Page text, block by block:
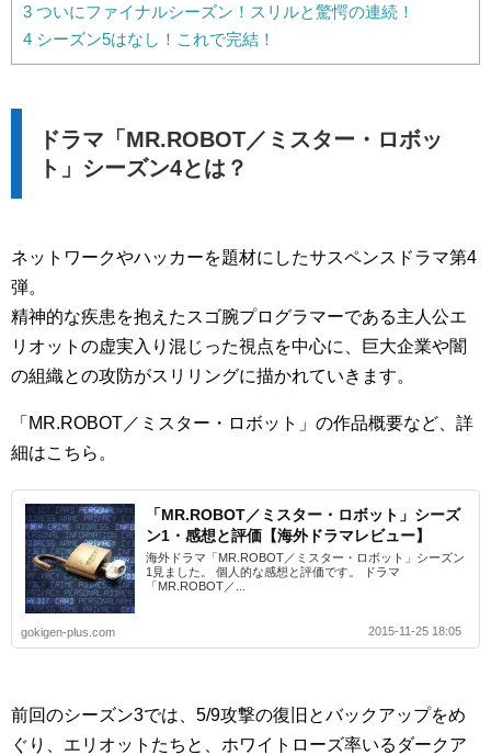
3 ついにファイナルシーズン！スリルと驚愕の連続！
4 シーズン5はなし！これで完結！
ドラマ「MR.ROBOT／ミスター・ロボッ
ト」シーズン4とは？
ネットワークやハッカーを題材にしたサスペンスドラマ第4
弾。
精神的な疾患を抱えたスゴ腕プログラマーである主人公エ
リオットの虚実入り混じった視点を中心に、巨大企業や闇
の組織との攻防がスリリングに描かれていきます。
「MR.ROBOT／ミスター・ロボット」の作品概要など、詳
細はこちら。
「MR.ROBOT／ミスター・ロボット」シーズ
ン1・感想と評価【海外ドラマレビュー】
海外ドラマ「MR.ROBOT／ミスター・ロボット」シーズン
1見ました。 個人的な感想と評価です。 ドラマ
「MR.ROBOT／...
gokigen-plus.com 2015-11-25 18:05
前回のシーズン3では、5/9攻撃の復旧とバックアップをめ
ぐり、エリオットたちと、ホワイトローズ率いるダークア